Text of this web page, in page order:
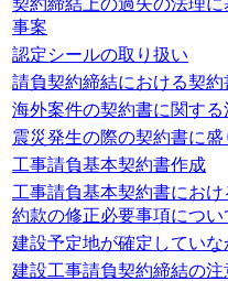
事案
認定シールの取り扱い
請負契約締結における契
海外案件の契約書に関する
震災発生の際の契約書に
工事請負基本契約書作成
工事請負基本契約書におけ
約款の修正必要事項につい
建設予定地が確定してい
建設工事請負契約締結の注